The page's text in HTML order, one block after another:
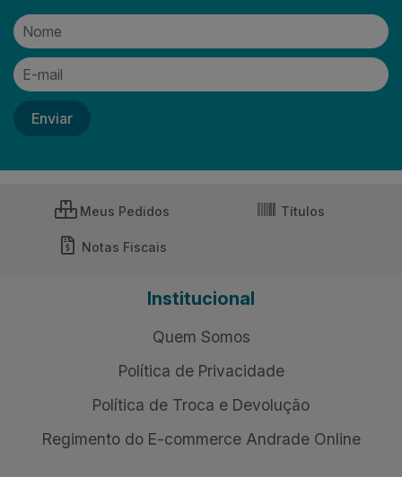
Meus Pedidos Títulos
Notas Fiscais
Institucional
Quem Somos
Política de Privacidade
Política de Troca e Devolução
Regimento do E-commerce Andrade Online